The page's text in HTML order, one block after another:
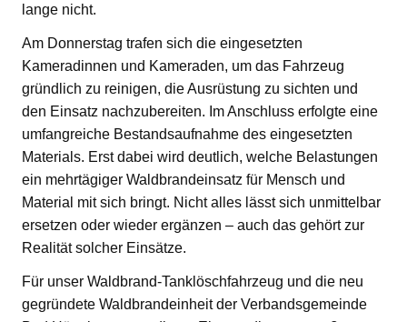
lange nicht.
Am Donnerstag trafen sich die eingesetzten
Kameradinnen und Kameraden, um das Fahrzeug
gründlich zu reinigen, die Ausrüstung zu sichten und
den Einsatz nachzubereiten. Im Anschluss erfolgte eine
umfangreiche Bestandsaufnahme des eingesetzten
Materials. Erst dabei wird deutlich, welche Belastungen
ein mehrtägiger Waldbrandeinsatz für Mensch und
Material mit sich bringt. Nicht alles lässt sich unmittelbar
ersetzen oder wieder ergänzen – auch das gehört zur
Realität solcher Einsätze.
Für unser Waldbrand-Tanklöschfahrzeug und die neu
gegründete Waldbrandeinheit der Verbandsgemeinde